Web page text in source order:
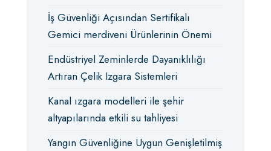
İş Güvenliği Açısından Sertifikalı
Gemici merdiveni Ürünlerinin Önemi
Endüstriyel Zeminlerde Dayanıklılığı
Artıran Çelik Izgara Sistemleri
Kanal ızgara modelleri ile şehir
altyapılarında etkili su tahliyesi
Yangın Güvenliğine Uygun Genişletilmiş